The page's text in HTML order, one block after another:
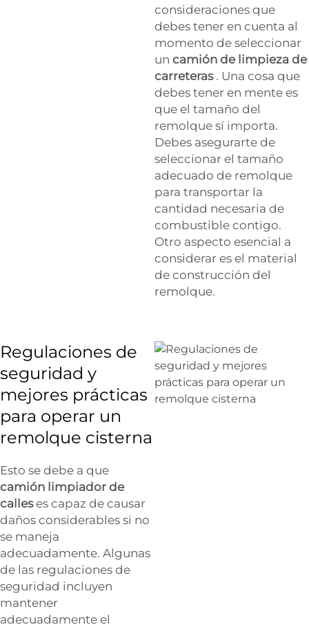
consideraciones que
debes tener en cuenta al
momento de seleccionar
un camión de limpieza de
carreteras . Una cosa que
debes tener en mente es
que el tamaño del
remolque sí importa.
Debes asegurarte de
seleccionar el tamaño
adecuado de remolque
para transportar la
cantidad necesaria de
combustible contigo.
Otro aspecto esencial a
considerar es el material
de construcción del
remolque.
Regulaciones de
seguridad y
mejores prácticas
para operar un
remolque cisterna
Esto se debe a que
camión limpiador de
calleses capaz de causar
daños considerables si no
se maneja
adecuadamente. Algunas
de las regulaciones de
seguridad incluyen
mantener
adecuadamente el